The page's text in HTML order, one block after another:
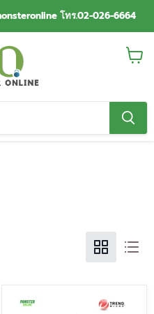
โทร.02-026-6664
View